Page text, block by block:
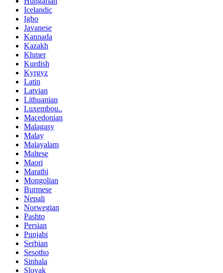
Icelandic
Igbo
Javanese
Kannada
Kazakh
Khmer
Kurdish
Kyrgyz
Latin
Latvian
Lithuanian
Luxembou..
Macedonian
Malagasy
Malay
Malayalam
Maltese
Maori
Marathi
Mongolian
Burmese
Nepali
Norwegian
Pashto
Persian
Punjabi
Serbian
Sesotho
Sinhala
Slovak